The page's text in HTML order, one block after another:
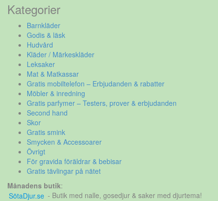
Kategorier
Barnkläder
Godis & läsk
Hudvård
Kläder / Märkeskläder
Leksaker
Mat & Matkassar
Gratis mobiltelefon – Erbjudanden & rabatter
Möbler & inredning
Gratis parfymer – Testers, prover & erbjudanden
Second hand
Skor
Gratis smink
Smycken & Accessoarer
Övrigt
För gravida föräldrar & bebisar
Gratis tävlingar på nätet
Månadens butik:
SötaDjur.se - Butik med nalle, gosedjur & saker med djurtema!